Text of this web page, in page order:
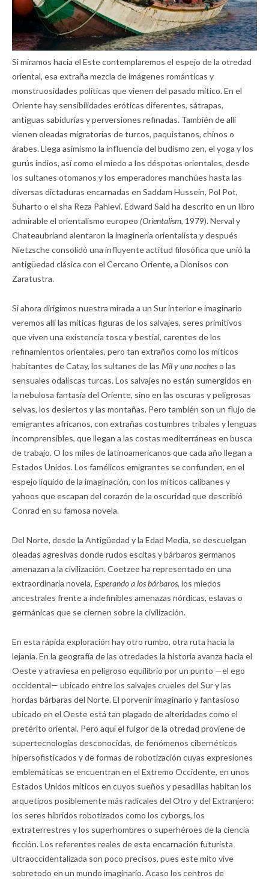
Si miramos hacia el Este contemplaremos el espejo de la otredad
oriental, esa extraña mezcla de imágenes románticas y
monstruosidades políticas que vienen del pasado mítico. En el
Oriente hay sensibilidades eróticas diferentes, sátrapas,
antiguas sabidurías y perversiones refinadas. También de allí
vienen oleadas migratorias de turcos, paquistanos, chinos o
árabes. Llega asimismo la influencia del budismo zen, el yoga y los
gurús indios, así como el miedo a los déspotas orientales, desde
los sultanes otomanos y los emperadores manchúes hasta las
diversas dictaduras encarnadas en Saddam Hussein, Pol Pot,
Suharto o el sha Reza Pahlevi. Edward Said ha descrito en un libro
admirable el orientalismo europeo (Orientalism, 1979). Nerval y
Chateaubriand alentaron la imaginería orientalista y después
Nietzsche consolidó una influyente actitud filosófica que unió la
antigüedad clásica con el Cercano Oriente, a Dionisos con
Zaratustra.
Si ahora dirigimos nuestra mirada a un Sur interior e imaginario
veremos allí las míticas figuras de los salvajes, seres primitivos
que viven una existencia tosca y bestial, carentes de los
refinamientos orientales, pero tan extraños como los míticos
habitantes de Catay, los sultanes de las Mil y una nocheso las
sensuales odaliscas turcas. Los salvajes no están sumergidos en
la nebulosa fantasía del Oriente, sino en las oscuras y peligrosas
selvas, los desiertos y las montañas. Pero también son un flujo de
emigrantes africanos, con extrañas costumbres tribales y lenguas
incomprensibles, que llegan a las costas mediterráneas en busca
de trabajo. O los miles de latinoamericanos que cada año llegan a
Estados Unidos. Los famélicos emigrantes se confunden, en el
espejo líquido de la imaginación, con los míticos calibanes y
yahoos que escapan del corazón de la oscuridad que describió
Conrad en su famosa novela.
Del Norte, desde la Antigüedad y la Edad Media, se descuelgan
oleadas agresivas donde rudos escitas y bárbaros germanos
amenazan a la civilización. Coetzee ha representado en una
extraordinaria novela, Esperando a los bárbaros, los miedos
ancestrales frente a indefinibles amenazas nórdicas, eslavas o
germánicas que se ciernen sobre la civilización.
En esta rápida exploración hay otro rumbo, otra ruta hacia la
lejanía. En la geografía de las otredades la historia avanza hacia el
Oeste y atraviesa en peligroso equilibrio por un punto —el ego
occidental— ubicado entre los salvajes crueles del Sur y las
hordas bárbaras del Norte. El porvenir imaginario y fantasioso
ubicado en el Oeste está tan plagado de alteridades como el
pretérito oriental. Pero aquí el fulgor de la otredad proviene de
supertecnologías desconocidas, de fenómenos cibernéticos
hipersofisticados y de formas de robotización cuyas expresiones
emblemáticas se encuentran en el Extremo Occidente, en unos
Estados Unidos míticos en cuyos sueños y pesadillas habitan los
arquetipos posiblemente más radicales del Otro y del Extranjero:
los seres híbridos robotizados como los cyborgs, los
extraterrestres y los superhombres o superhéroes de la ciencia
ficción. Los referentes reales de esta encarnación futurista
ultraoccidentalizada son poco precisos, pues este mito vive
sobretodo en un mundo imaginario. Acaso los centros de